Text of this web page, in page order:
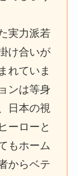
実力派若
け合いが
れていま
ンは等身
日本の視
ーローと
もホーム
からベテ